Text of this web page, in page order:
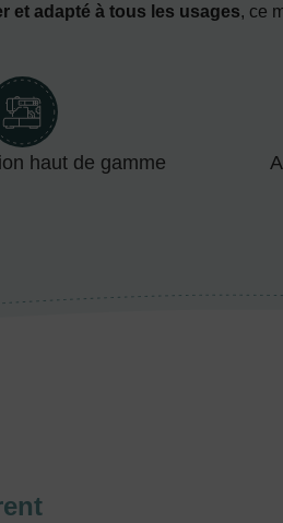
et adapté à tous les usages, ce
haut de gamme